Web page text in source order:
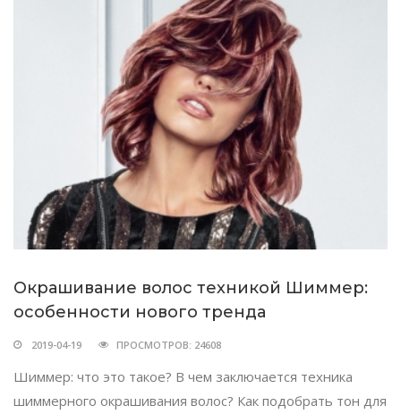
Окрашивание волос техникой Шиммер:
особенности нового тренда
2019-04-19 ПРОСМОТРОВ: 24608
Шиммер: что это такое? В чем заключается техника
шиммерного окрашивания волос? Как подобрать тон для